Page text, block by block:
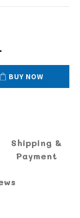
BUY NOW
Shipping &
Payment